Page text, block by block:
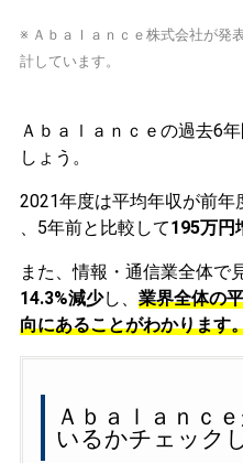
※ Ａｂａｌａｎｃｅ株式会社が発
計しています。
Ａｂａｌａｎｃｅの過去6
しょう。
2021年度は平均年収が前年
、5年前と比較して195万円
また、情報・通信業全体で
14.3%減少し、 業界全体の
向にあることがわかります
Ａｂａｌａｎｃ
いるかチェック